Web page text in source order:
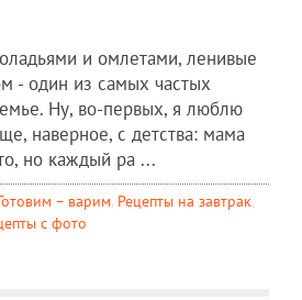
и омлетами, ленивые
- один из самых частых
Ну, во-первых, я люблю
наверное, с детства: мама
но каждый ра ...
– варим, Рецепты на завтрак,
c фото